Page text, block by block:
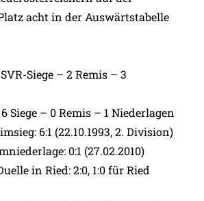
acht in der Auswärtstabelle
Siege – 2 Remis – 3
Siege – 0 Remis – 1 Niederlagen
6:1 (22.10.1993, 2. Division)
0:1 (27.02.2010)
in Ried: 2:0, 1:0 für Ried